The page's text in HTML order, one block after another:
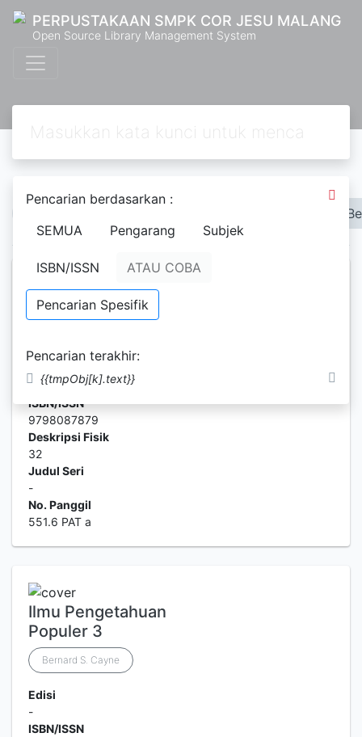
PERPUSTAKAAN SMPK COR JESU MALANG
Open Source Library Management System
Pencarian berdasarkan :
SEMUA
Pengarang Subjek
ISBN/ISSN ATAU COBA
Pencarian Spesifik
Pencarian terakhir:
{{tmpObj[k].text}}
Mengenal Ilmu : Angin
-
ISBN/ISSN
9798087879
Deskripsi Fisik
32
Judul Seri
-
No. Panggil
551.6 PAT a
Ilmu Pengetahuan
Populer 3
Bernard S. Cayne
Edisi
-
ISBN/ISSN